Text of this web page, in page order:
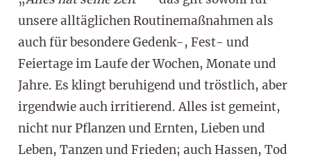
unsere alltäglichen Routinemaßnahmen als
auch für besondere Gedenk-, Fest- und
Feiertage im Laufe der Wochen, Monate und
Jahre. Es klingt beruhigend und tröstlich, aber
irgendwie auch irritierend. Alles ist gemeint,
nicht nur Pflanzen und Ernten, Lieben und
Leben, Tanzen und Frieden; auch Hassen, Tod